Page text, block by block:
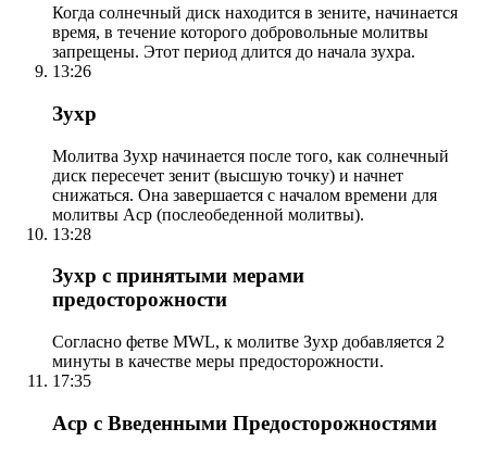
Когда солнечный диск находится в зените, начинается
время, в течение которого добровольные молитвы
запрещены. Этот период длится до начала зухра.
13:26
Зухр
Молитва Зухр начинается после того, как солнечный
диск пересечет зенит (высшую точку) и начнет
снижаться. Она завершается с началом времени для
молитвы Аср (послеобеденной молитвы).
13:28
Зухр с принятыми мерами
предосторожности
Согласно фетве MWL, к молитве Зухр добавляется 2
минуты в качестве меры предосторожности.
17:35
Аср с Введенными Предосторожностями